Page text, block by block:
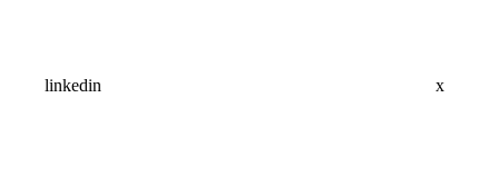
linkedin x